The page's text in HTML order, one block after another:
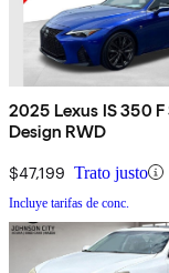
2025 Lexus IS 350 F
Design RWD
$47,199 Trato justo
Incluye tarifas de conc.